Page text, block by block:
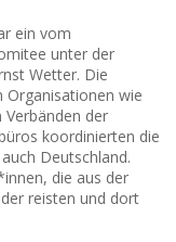
ein vom
unter der
Wetter. Die
Organisationen wie
Verbänden der
koordinierten die
Deutschland.
die aus der
reisten und dort